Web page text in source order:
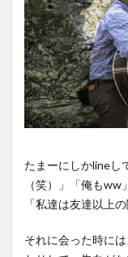
たまーにしかlineし
（笑）」「俺も
「私達は友達以上
それに会った時に